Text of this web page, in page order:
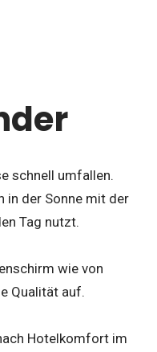
schnell umfallen.
in der Sonne mit der
Tag nutzt.
wie von
Qualität auf.
Hotelkomfort im